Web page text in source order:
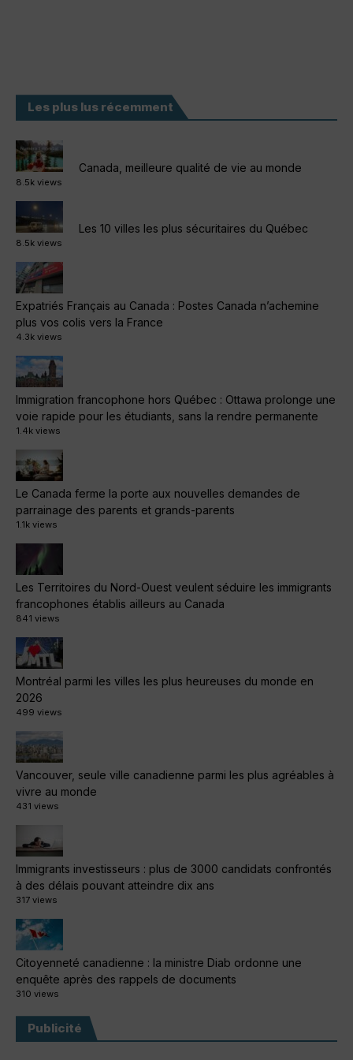
Les plus lus récemment
Canada, meilleure qualité de vie au monde
8.5k views
Les 10 villes les plus sécuritaires du Québec
8.5k views
Expatriés Français au Canada : Postes Canada n’achemine
plus vos colis vers la France
4.3k views
Immigration francophone hors Québec : Ottawa prolonge une
voie rapide pour les étudiants, sans la rendre permanente
1.4k views
Le Canada ferme la porte aux nouvelles demandes de
parrainage des parents et grands-parents
1.1k views
Les Territoires du Nord-Ouest veulent séduire les immigrants
francophones établis ailleurs au Canada
841 views
Montréal parmi les villes les plus heureuses du monde en
2026
499 views
Vancouver, seule ville canadienne parmi les plus agréables à
vivre au monde
431 views
Immigrants investisseurs : plus de 3000 candidats confrontés
à des délais pouvant atteindre dix ans
317 views
Citoyenneté canadienne : la ministre Diab ordonne une
enquête après des rappels de documents
310 views
Publicité